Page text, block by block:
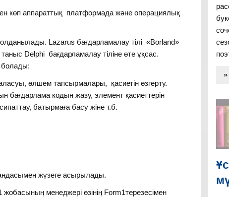
көп аппараттық платформада және операциялық
Lazarus бағдарламалау тілі «Borland»
Delphi бағдарламалау тіліне өте ұқсас.
болады:
өлшем тапсырмалары, қасиетін өзгерту.
бағдарлама кодын жазу, элемент қасиеттерін
батырмаға басу жіне т.б.
жүзеге асырылады.
менеджері өзінің Form1терезесімен